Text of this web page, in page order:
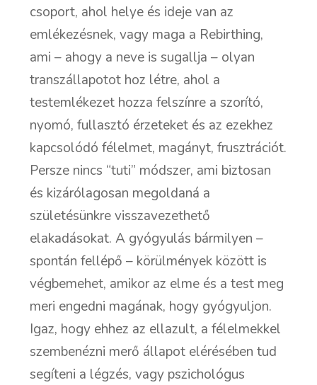
csoport, ahol helye és ideje van az
emlékezésnek, vagy maga a Rebirthing,
ami – ahogy a neve is sugallja – olyan
transzállapotot hoz létre, ahol a
testemlékezet hozza felszínre a szorító,
nyomó, fullasztó érzeteket és az ezekhez
kapcsolódó félelmet, magányt, frusztrációt.
Persze nincs “tuti” módszer, ami biztosan
és kizárólagosan megoldaná a
születésünkre visszavezethető
elakadásokat. A gyógyulás bármilyen –
spontán fellépő – körülmények között is
végbemehet, amikor az elme és a test meg
meri engedni magának, hogy gyógyuljon.
Igaz, hogy ehhez az ellazult, a félelmekkel
szembenézni merő állapot elérésében tud
segíteni a légzés, vagy pszichológus